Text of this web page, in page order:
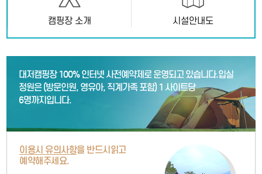
캠핑장 소개 시설안내도
대저캠핑장 100% 인터넷 사전예약제로 운영되고 있습니다.입실
정원은 (방문인원, 영유아, 직계가족 포함) 1 사이트당
6명까지입니다.
이용시 유의사항을 반드시읽고
예약해주세요.